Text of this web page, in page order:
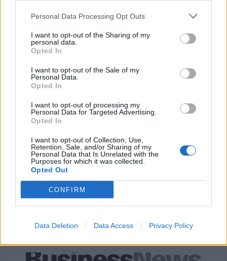
Personal Data Processing Opt Outs
I want to opt-out of the Sharing of my
personal data.
Opted In
I want to opt-out of the Sale of my
Personal Data.
Opted In
I want to opt-out of processing my
Personal Data for Targeted Advertising.
Opted In
I want to opt-out of Collection, Use,
Retention, Sale, and/or Sharing of my
Personal Data that Is Unrelated with the
Purposes for which it was collected.
Opted Out
CONFIRM
Data Deletion Data Access Privacy Policy
Χρηματιστήριο Αθηνών:
Εβδομαδιαία άνοδος 1,76%,
κέρδη 23,31% από τις αρχές
του έτους
στη θέση του CEO
Media: Με ενίσχυση 8 εκατ. ευρώ σε 451 επιχειρήσεις ξεκίνησε το
πρόγραμμα στήριξης- Κάλυψη εισφορών ΕΔΟΕΑΠ
Η Toyota φέρνει νέα γενιά
μπαταριών για τα υβριδικά της
Σε κινεζική… πολιορκία η
αυτοκινητοβιομηχανία
Νέο Audi A2 e-tron με στόχο την κορυφή της αποδοτικότητας
υπεύθυνος και αναλαμβάνω την
Ιωαννίνων